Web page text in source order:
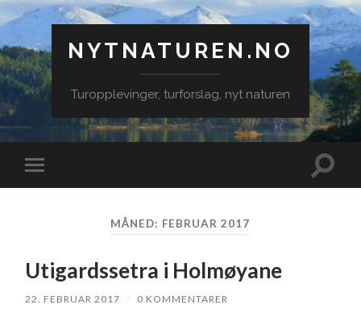
NYTNATUREN.NO
Turopplevinger, turforslag, nyt naturen
Veksle
mobilmeny
Veksle
MÅNED: FEBRUAR 2017
Utigardssetra i Holmøyane
22. FEBRUAR 2017 / 0 KOMMENTARER